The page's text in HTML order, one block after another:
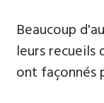
Beaucoup
leurs recueils
ont façonnés